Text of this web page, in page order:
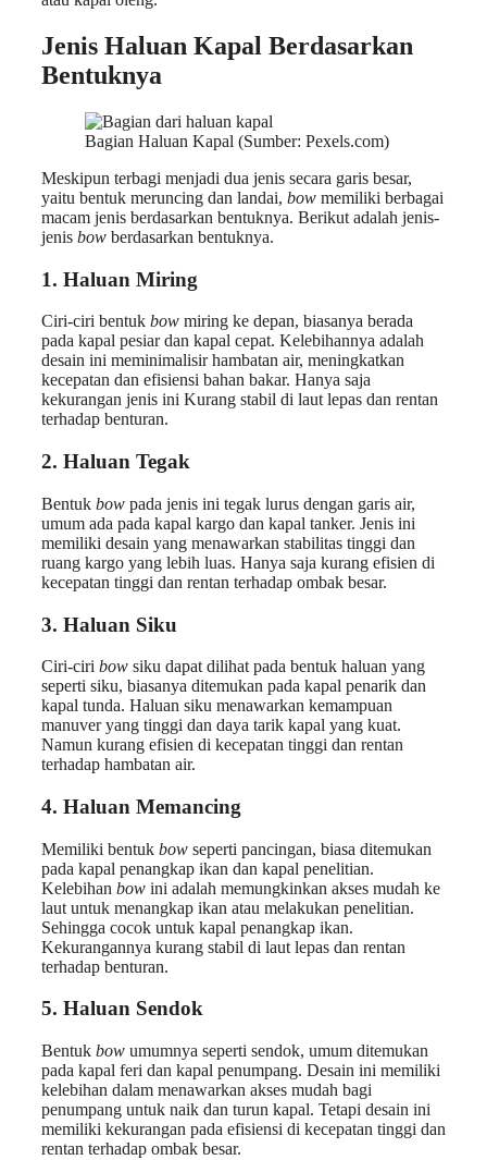
Jenis Haluan Kapal Berdasarkan
Bentuknya
Bagian Haluan Kapal (Sumber: Pexels.com)
Meskipun terbagi menjadi dua jenis secara garis besar,
yaitu bentuk meruncing dan landai, bow memiliki berbagai
macam jenis berdasarkan bentuknya. Berikut adalah jenis-
jenis bow berdasarkan bentuknya.
1. Haluan Miring
Ciri-ciri bentuk bow miring ke depan, biasanya berada
pada kapal pesiar dan kapal cepat. Kelebihannya adalah
desain ini meminimalisir hambatan air, meningkatkan
kecepatan dan efisiensi bahan bakar. Hanya saja
kekurangan jenis ini Kurang stabil di laut lepas dan rentan
terhadap benturan.
2. Haluan Tegak
Bentuk bow pada jenis ini tegak lurus dengan garis air,
umum ada pada kapal kargo dan kapal tanker. Jenis ini
memiliki desain yang menawarkan stabilitas tinggi dan
ruang kargo yang lebih luas. Hanya saja kurang efisien di
kecepatan tinggi dan rentan terhadap ombak besar.
3. Haluan Siku
Ciri-ciri bow siku dapat dilihat pada bentuk haluan yang
seperti siku, biasanya ditemukan pada kapal penarik dan
kapal tunda. Haluan siku menawarkan kemampuan
manuver yang tinggi dan daya tarik kapal yang kuat.
Namun kurang efisien di kecepatan tinggi dan rentan
terhadap hambatan air.
4. Haluan Memancing
Memiliki bentuk bow seperti pancingan, biasa ditemukan
pada kapal penangkap ikan dan kapal penelitian.
Kelebihan bow ini adalah memungkinkan akses mudah ke
laut untuk menangkap ikan atau melakukan penelitian.
Sehingga cocok untuk kapal penangkap ikan.
Kekurangannya kurang stabil di laut lepas dan rentan
terhadap benturan.
5. Haluan Sendok
Bentuk bow umumnya seperti sendok, umum ditemukan
pada kapal feri dan kapal penumpang. Desain ini memiliki
kelebihan dalam menawarkan akses mudah bagi
penumpang untuk naik dan turun kapal. Tetapi desain ini
memiliki kekurangan pada efisiensi di kecepatan tinggi dan
rentan terhadap ombak besar.